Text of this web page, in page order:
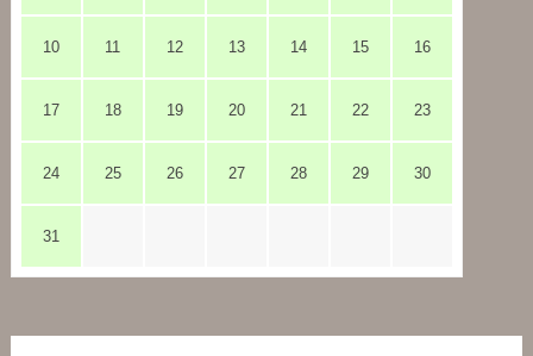
10 11 12 13 14 15 16
17 18 19 20 21 22 23
24 25 26 27 28 29 30
31